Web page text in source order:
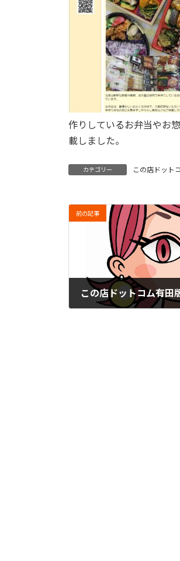
作りしているお弁当やお
載しました。
カテゴリー この店ドット
前の記事
この店ドットコム有田